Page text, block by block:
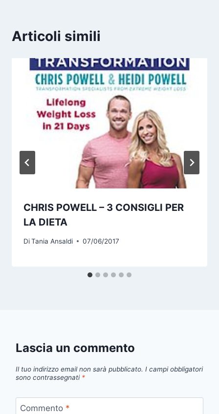
Articoli simili
CHRIS POWELL – 3 CONSIGLI PER
LA DIETA
DiTania Ansaldi 07/06/2017
Lascia un commento
Il tuo indirizzo email non sarà pubblicato. I campi obbligatori
sono contrassegnati *
Commento *